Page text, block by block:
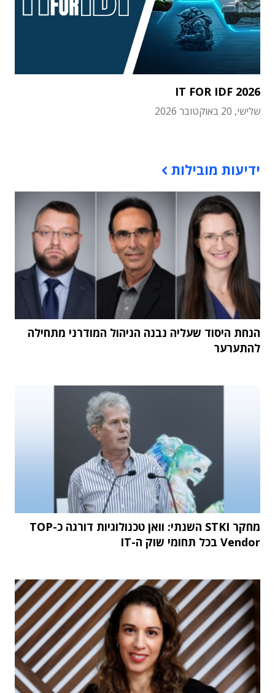
IT FOR IDF 2026
שלישי, 20 באוקטובר 2026
ידיעות מובילות
הנחת היסוד שעליה נבנה הניהול המודרני מתחילה
להתערער
מחקר STKI השנתי: וואן טכנולוגיות דורגה כ-TOP
Vendor בכל תחומי שוק ה-IT